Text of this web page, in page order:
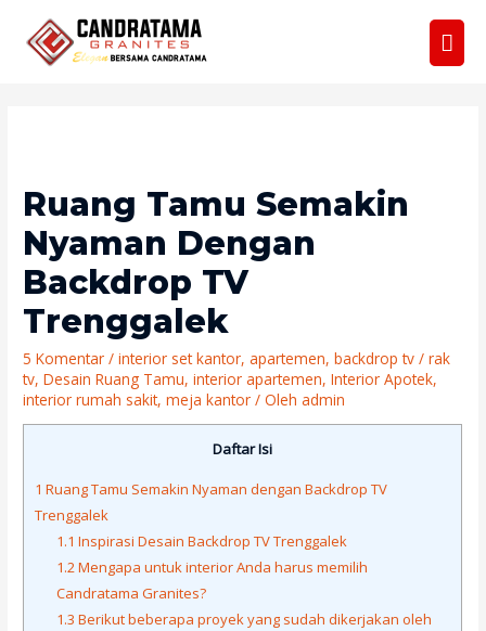
Ruang Tamu Semakin
Nyaman Dengan
Backdrop TV
Trenggalek
5 Komentar /interior set kantor,apartemen,backdrop tv / rak
tv,Desain Ruang Tamu,interior apartemen,Interior Apotek,
interior rumah sakit,meja kantor / Oleh admin
Daftar Isi
1 Ruang Tamu Semakin Nyaman dengan Backdrop TV
Trenggalek
1.1 Inspirasi Desain Backdrop TV Trenggalek
1.2Mengapa untuk interior Anda harus memilih
Candratama Granites?
1.3 Berikut beberapa proyek yang sudah dikerjakan oleh